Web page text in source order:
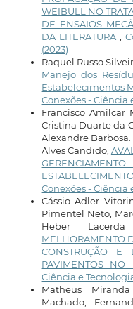
WEIBULL NO
DE ENSAIOS
DA LITERATURA
(2023)
Raquel Russo
Manejo dos
Estabelecimentos
Conexões - Ciência
Francisco Amilcar
Cristina Duarte da
Alexandre
Alves Candido,
Conexões - Ciência
Cássio Adler
Pimentel Neto,
Heber
MELHORAMENTO
CONSTRUÇÃO E
PAVIMENTOS
Ciência e
Matheus
Machado,